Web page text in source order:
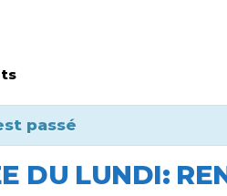
passé
DU LUNDI: